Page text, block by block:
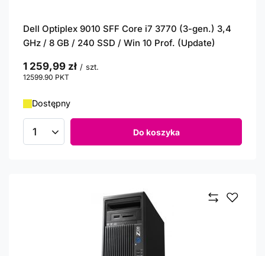
Dell Optiplex 9010 SFF Core i7 3770 (3-gen.) 3,4
GHz / 8 GB / 240 SSD / Win 10 Prof. (Update)
1 259,99 zł / szt.
12599.90 PKT
Dostępny
Ilość produktów Do koszyka